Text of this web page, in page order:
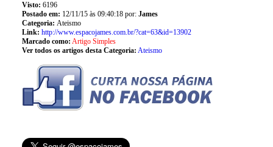
Visto: 6196
Postado em: 12/11/15 às 09:40:18 por: James
Categoria: Ateismo
Link: http://www.espacojames.com.br/?cat=63&id=13902
Marcado como: Artigo Simples
Ver todos os artigos desta Categoria: Ateismo